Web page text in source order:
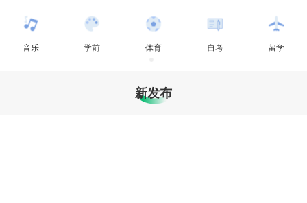
音乐 学前 体育 自考 留学
新发布